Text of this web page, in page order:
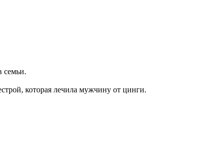
семьи.
которая лечила мужчину от цинги.